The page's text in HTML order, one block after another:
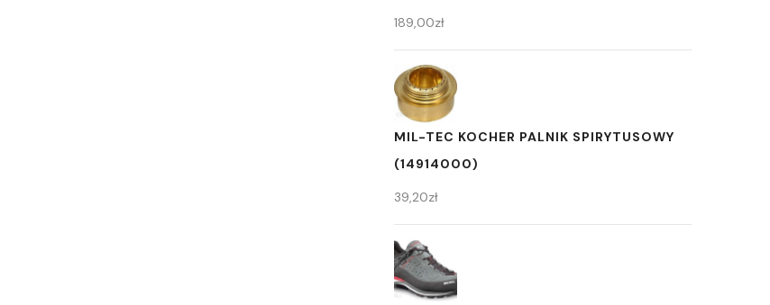
189,00zł
MIL-TEC KOCHER PALNIK SPIRYTUSOWY
(14914000)
39,20zł